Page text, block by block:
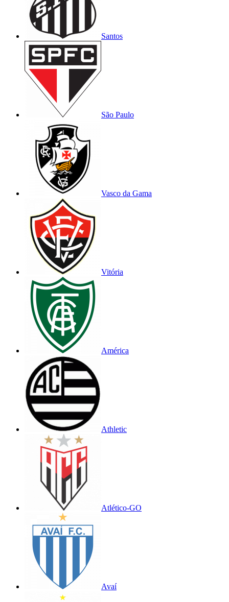
Santos
São Paulo
Vasco da Gama
Vitória
América
Athletic
Atlético-GO
Avaí